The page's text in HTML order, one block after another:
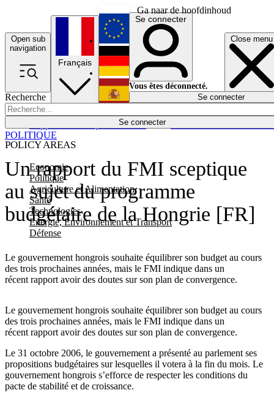
Ga naar de hoofdinhoud
Open sub
navigation
Close menu
Recherche
Se connecter
POLICY AREAS
Economie
Politique
Agriculture et Alimentation
Santé
Technologies
Energie, Environnement et Transport
Défense
Économie
Français
English
Deutsch
Español
Se connecter
Vous êtes déconnecté.
Se connecter
Un rapport du FMI sceptique
au sujet du programme
budgétaire de la Hongrie [FR]
Le gouvernement hongrois souhaite équilibrer son budget au cours
des trois prochaines années, mais le FMI indique dans un
récent rapport avoir des doutes sur son plan de convergence.
POLITIQUE
Le gouvernement hongrois souhaite équilibrer son budget au cours
des trois prochaines années, mais le FMI indique dans un
récent rapport avoir des doutes sur son plan de convergence.
Le 31 octobre 2006, le gouvernement a présenté au parlement ses
propositions budgétaires sur lesquelles il votera à la fin du mois. Le
gouvernement hongrois s’efforce de respecter les conditions du
pacte de stabilité et de croissance.